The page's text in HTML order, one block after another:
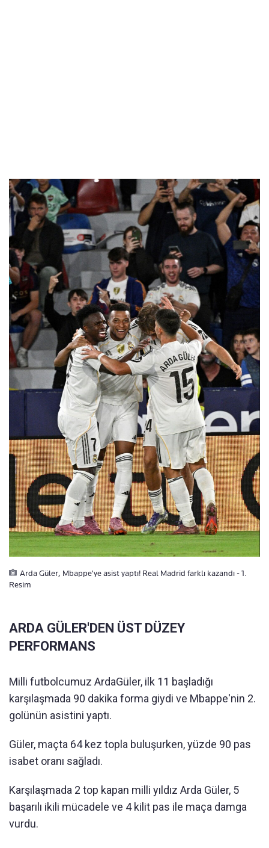
Arda Güler, Mbappe'ye asist yaptı! Real Madrid farklı kazandı - 1.
Resim
ARDA GÜLER'DEN ÜST DÜZEY
PERFORMANS
Milli futbolcumuz ArdaGüler, ilk 11 başladığı
karşılaşmada 90 dakika forma giydi ve Mbappe'nin 2.
golünün asistini yaptı.
Güler, maçta 64 kez topla buluşurken, yüzde 90 pas
isabet oranı sağladı.
Karşılaşmada 2 top kapan milli yıldız Arda Güler, 5
başarılı ikili mücadele ve 4 kilit pas ile maça damga
vurdu.